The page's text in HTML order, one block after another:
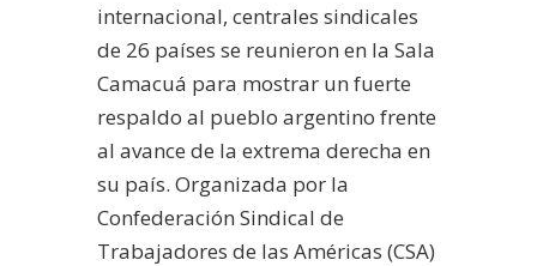
internacional, centrales sindicales
de 26 países se reunieron en la Sala
Camacuá para mostrar un fuerte
respaldo al pueblo argentino frente
al avance de la extrema derecha en
su país. Organizada por la
Confederación Sindical de
Trabajadores de las Américas (CSA)